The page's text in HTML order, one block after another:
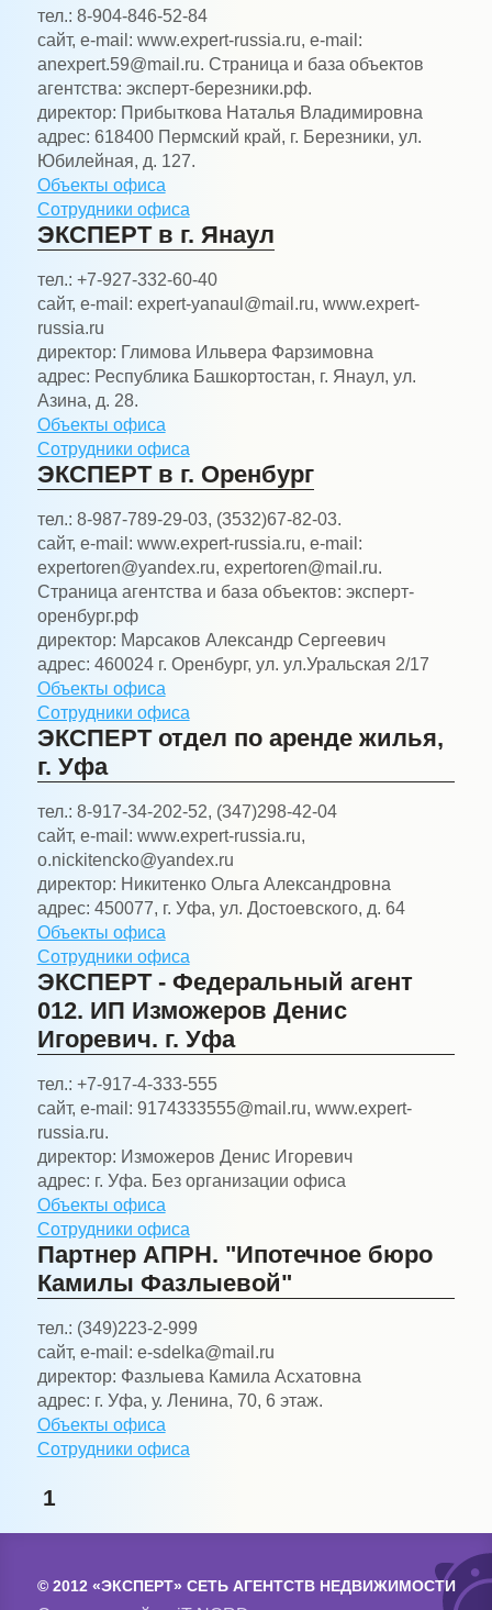
тел.: 8-904-846-52-84
сайт, e-mail: www.expert-russia.ru, e-mail:
anexpert.59@mail.ru. Страница и база объектов
агентства: эксперт-березники.рф.
директор: Прибыткова Наталья Владимировна
адрес: 618400 Пермский край, г. Березники, ул.
Юбилейная, д. 127.
Объекты офиса
Сотрудники офиса
ЭКСПЕРТ в г. Янаул
тел.: +7-927-332-60-40
сайт, e-mail: expert-yanaul@mail.ru, www.expert-
russia.ru
директор: Глимова Ильвера Фарзимовна
адрес: Республика Башкортостан, г. Янаул, ул.
Азина, д. 28.
Объекты офиса
Сотрудники офиса
ЭКСПЕРТ в г. Оренбург
тел.: 8-987-789-29-03, (3532)67-82-03.
сайт, e-mail: www.expert-russia.ru, e-mail:
expertoren@yandex.ru, expertoren@mail.ru.
Страница агентства и база объектов: эксперт-
оренбург.рф
директор: Марсаков Александр Сергеевич
адрес: 460024 г. Оренбург, ул. ул.Уральская 2/17
Объекты офиса
Сотрудники офиса
ЭКСПЕРТ отдел по аренде жилья,
г. Уфа
тел.: 8-917-34-202-52, (347)298-42-04
сайт, e-mail: www.expert-russia.ru,
o.nickitencko@yandex.ru
директор: Никитенко Ольга Александровна
адрес: 450077, г. Уфа, ул. Достоевского, д. 64
Объекты офиса
Сотрудники офиса
ЭКСПЕРТ - Федеральный агент
012. ИП Изможеров Денис
Игоревич. г. Уфа
тел.: +7-917-4-333-555
сайт, e-mail: 9174333555@mail.ru, www.expert-
russia.ru.
директор: Изможеров Денис Игоревич
адрес: г. Уфа. Без организации офиса
Объекты офиса
Сотрудники офиса
Партнер АПРН. "Ипотечное бюро
Камилы Фазлыевой"
тел.: (349)223-2-999
сайт, e-mail: e-sdelka@mail.ru
директор: Фазлыева Камила Асхатовна
адрес: г. Уфа, у. Ленина, 70, 6 этаж.
Объекты офиса
Сотрудники офиса
1
© 2012 «ЭКСПЕРТ» СЕТЬ АГЕНТСТВ НЕДВИЖИМОСТИ